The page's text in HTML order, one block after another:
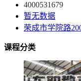
4000531679
暂无数据
荣成市学院路
课程分类